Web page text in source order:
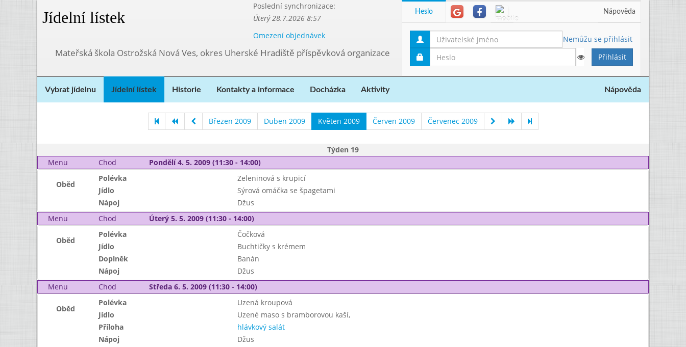
Jídelní lístek
Poslední synchronizace:
Úterý 28.7.2026 8:57
Omezení objednávek
Mateřská škola Ostrožská Nová Ves, okres Uherské Hradiště příspěvková organizace
Heslo Nápověda
Nemůžu se přihlásit
Vybrat jídelnu Jídelní lístek Historie Kontakty a informace Docházka Aktivity Nápověda
Březen 2009 Duben 2009 Květen 2009 Červen 2009 Červenec 2009
Týden 19
Menu
Chod Pondělí 4. 5. 2009 (11:30 - 14:00)
Oběd
Polévka
Zeleninová s krupicí
Jídlo
Sýrová omáčka se špagetami
Nápoj
Džus
Menu
Chod Úterý 5. 5. 2009 (11:30 - 14:00)
Oběd
Polévka
Čočková
Jídlo
Buchtičky s krémem
Doplněk
Banán
Nápoj
Džus
Menu
Chod Středa 6. 5. 2009 (11:30 - 14:00)
Oběd
Polévka
Uzená kroupová
Jídlo
Uzené maso s bramborovou kaší,
Příloha
hlávkový salát
Nápoj
Džus